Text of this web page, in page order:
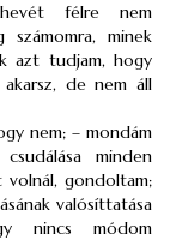
félre nem
számomra, minek
azt tudjam, hogy
de nem áll
nem; – mondám
minden
gondoltam;
valósíttatása
nincs módom